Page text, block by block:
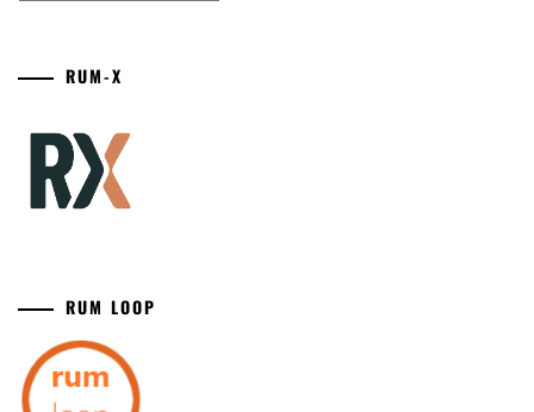
RUM-X
RUM LOOP